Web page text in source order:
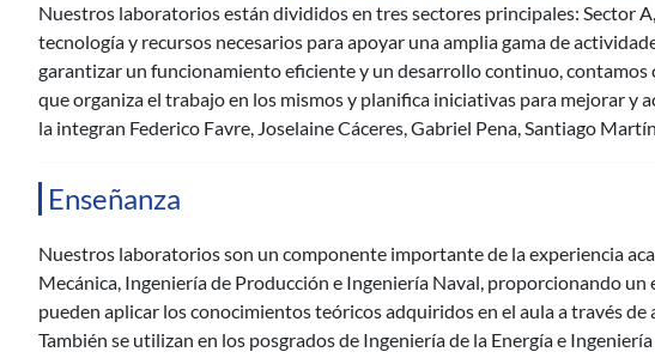
Nuestros laboratorios están divididos en tres sectores principales: Sector
tecnología y recursos necesarios para apoyar una amplia gama de
garantizar un funcionamiento eficiente y un desarrollo continuo, contamos
que organiza el trabajo en los mismos y planifica iniciativas para mejorar y
la integran Federico Favre, Joselaine Cáceres, Gabriel Pena, Santiago
Enseñanza
Nuestros laboratorios son un componente importante de la experiencia
Mecánica, Ingeniería de Producción e Ingeniería Naval, proporcionando
pueden aplicar los conocimientos teóricos adquiridos en el aula a través
También se utilizan en los posgrados de Ingeniería de la Energía e